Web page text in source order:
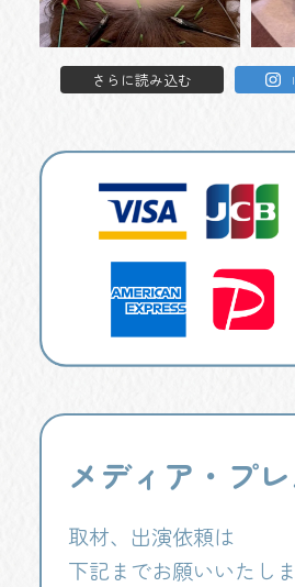
さらに読み込む
メディア・プ
取材、出演依頼は
下記までお願いいたしま